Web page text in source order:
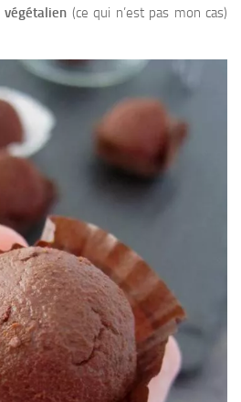
végétalien (ce qui n’est pas mon cas)